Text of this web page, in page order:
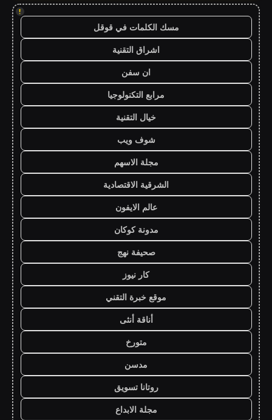
!
مسك الكلمات في قوقل
اشراق التقنية
ان سفن
مرابع التكنولوجيا
خيال التقنية
شوف ويب
مجلة الاسهم
الشرقية الاقتصادية
عالم الايفون
مدونة كوكان
صحيفة نهج
كار نيوز
موقع خبرة التقني
أناقة أنثى
متورخ
مدسن
روتانا تسويق
مجلة الابداع